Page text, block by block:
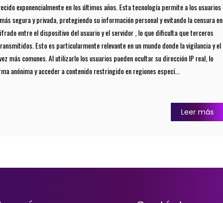
exponencialmente en los últimos años. Esta tecnología permite a los usuarios
segura y privada, protegiendo su información personal y evitando la censura en
entre el dispositivo del usuario y el servidor , lo que dificulta que terceros
Esto es particularmente relevante en un mundo donde la vigilancia y el
más comunes. Al utilizarlo los usuarios pueden ocultar su dirección IP real, lo
anónima y acceder a contenido restringido en regiones especí...
Leer más